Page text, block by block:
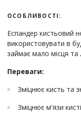
ОСОБЛИВОСТІ:
Еспандер кистьовий
використовувати в
займає мало місця та
Переваги:
Зміцнює кисть та
Зміцнює м'язи